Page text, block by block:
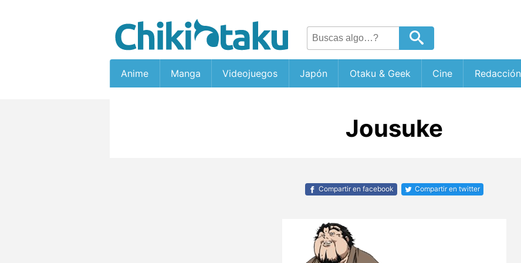
Anime Manga Videojuegos Japón Otaku & Geek Cine Redacción
Jousuke
Compartir en facebook Compartir en twitter